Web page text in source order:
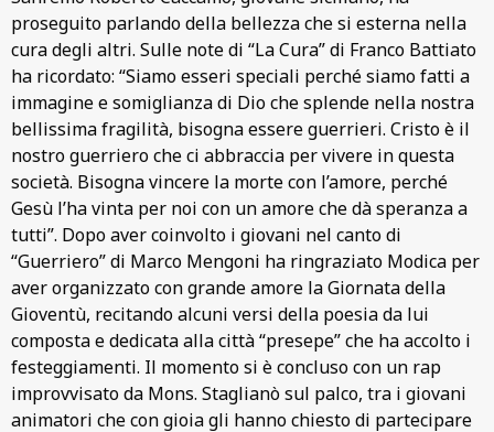
proseguito parlando della bellezza che si esterna nella
cura degli altri. Sulle note di “La Cura” di Franco Battiato
ha ricordato: “Siamo esseri speciali perché siamo fatti a
immagine e somiglianza di Dio che splende nella nostra
bellissima fragilità, bisogna essere guerrieri. Cristo è il
nostro guerriero che ci abbraccia per vivere in questa
società. Bisogna vincere la morte con l’amore, perché
Gesù l’ha vinta per noi con un amore che dà speranza a
tutti”. Dopo aver coinvolto i giovani nel canto di
“Guerriero” di Marco Mengoni ha ringraziato Modica per
aver organizzato con grande amore la Giornata della
Gioventù, recitando alcuni versi della poesia da lui
composta e dedicata alla città “presepe” che ha accolto i
festeggiamenti. Il momento si è concluso con un rap
improvvisato da Mons. Staglianò sul palco, tra i giovani
animatori che con gioia gli hanno chiesto di partecipare